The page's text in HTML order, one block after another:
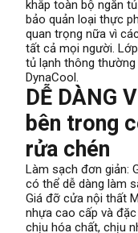
khắp toàn bộ ngăn
bảo quản loại thực
quan trọng nữa vì
tất cả mọi người.
tủ lạnh thông
DynaCool.
DỄ DÀNG
bên trong
rửa chén
Làm sạch đơn giản:
có thể dễ dàng làm
Giá đỡ cửa nội thất
nhựa cao cấp và
chịu hóa chất, chịu